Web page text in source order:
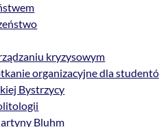
kryzysowym
organizacyjne dla
Bystrzycy
Bluhm